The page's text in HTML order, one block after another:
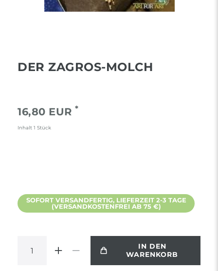
DER ZAGROS-MOLCH
16,80 EUR *
Inhalt 1 Stück
SOFORT VERSANDFERTIG, LIEFERZEIT 2-3 TAGE
(VERSANDKOSTENFREI AB 75 €)
IN DEN
WARENKORB